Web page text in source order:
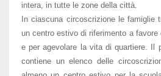
intera, in tutte le zone della città.
In ciascuna circoscrizione le famiglie
un centro estivo di riferimento a
e per agevolare la vita di quartiere. Il
contiene un elenco delle